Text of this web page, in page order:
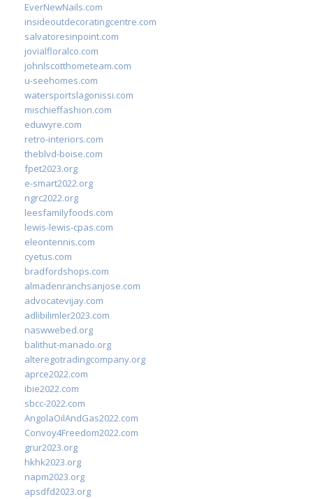
EverNewNails.com
insideoutdecoratingcentre.com
salvatoresinpoint.com
jovialfloralco.com
johnlscotthometeam.com
u-seehomes.com
watersportslagonissi.com
mischieffashion.com
eduwyre.com
retro-interiors.com
theblvd-boise.com
fpet2023.org
e-smart2022.org
ngrc2022.org
leesfamilyfoods.com
lewis-lewis-cpas.com
eleontennis.com
cyetus.com
bradfordshops.com
almadenranchsanjose.com
advocatevijay.com
adlibilimler2023.com
naswwebed.org
balithut-manado.org
alteregotradingcompany.org
aprce2022.com
ibie2022.com
sbcc-2022.com
AngolaOilAndGas2022.com
Convoy4Freedom2022.com
grur2023.org
hkhk2023.org
napm2023.org
apsdfd2023.org